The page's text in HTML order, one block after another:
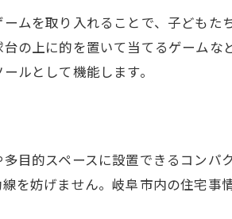
ムを取り入れることで、子ども
上に的を置いて当てるゲームな
ルとして機能します。
目的スペースに設置できるコンパ
を妨げません。岐阜市内の住宅事